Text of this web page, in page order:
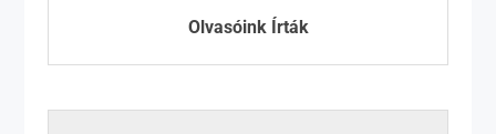
Olvasóink Írták